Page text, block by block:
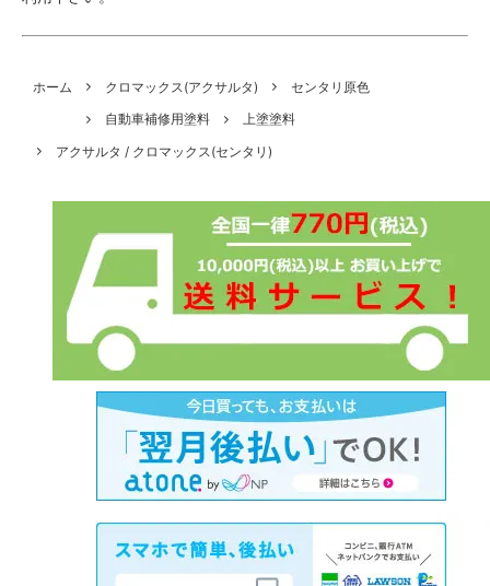
ホーム クロマックス(アクサルタ)
センタリ原色
自動車補修用塗料
上塗塗料
アクサルタ / クロマックス(センタリ)